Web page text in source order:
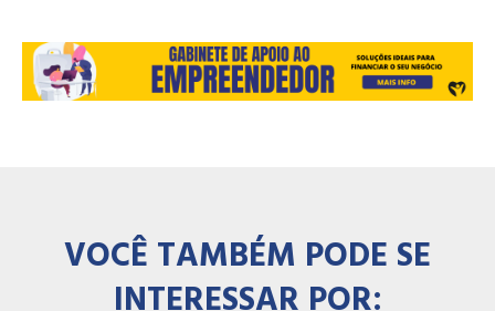
VOCÊ TAMBÉM PODE SE
INTERESSAR POR: